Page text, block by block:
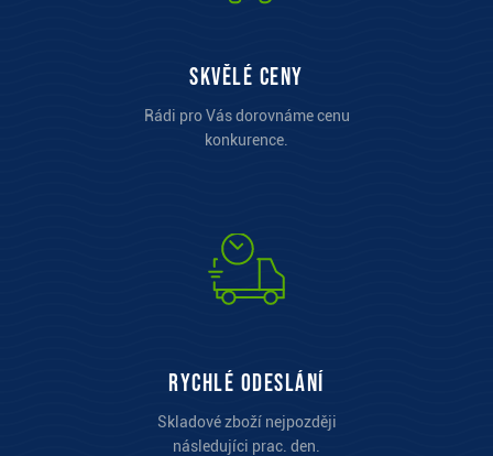
Skvělé ceny
Rádi pro Vás dorovnáme cenu
konkurence.
Rychlé odeslání
Skladové zboží nejpozději
následujíci prac. den.